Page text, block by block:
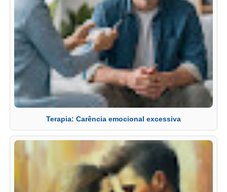
Terapia: Carência emocional excessiva